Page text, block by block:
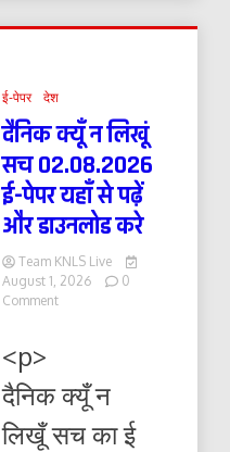
ई-पेपर देश
दैनिक क्यूँ न लिखूं
सच 02.08.2026
ई-पेपर यहाँ से पढ़ें
और डाउनलोड करे
Team KNLS Live
August 1, 2026
0
Commenton
सच
02.08.2026
ई-
<p>
दैनिक क्यूँ न
लिखूँ सच का ई